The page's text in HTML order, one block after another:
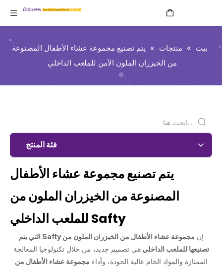
بيت » منتجات » يتم تصنيع مجموعة عشاء الأطفال المصنوعة
من الخيزران الملون الآمن للملعب الداخلي
فئة المنتج
يتم تصنيع مجموعة عشاء الأطفال
المصنوعة من الخيزران الملون من
Safty للملعب الداخلي
إن
مجموعة عشاء الأطفال من الخيزران الملون من Safty التي يتم
تصنيعها للملعب الداخليهي تصميم جديد، من خلال تكنولوجيا المعالجة
الممتازة والمواد الخام عالية الجودة، وأداء مجموعة عشاء الأطفال من